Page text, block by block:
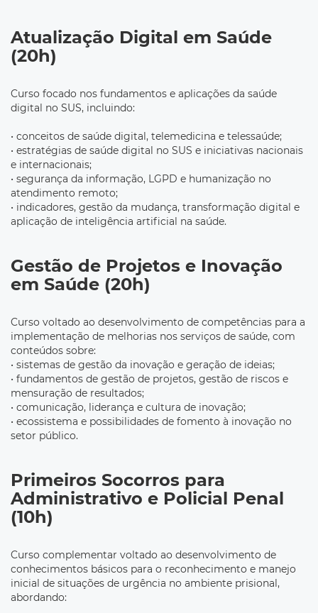
Atualização Digital em Saúde
(20h)
Curso focado nos fundamentos e aplicações da saúde
digital no SUS, incluindo:
• conceitos de saúde digital, telemedicina e telessaúde;
• estratégias de saúde digital no SUS e iniciativas nacionais
e internacionais;
• segurança da informação, LGPD e humanização no
atendimento remoto;
• indicadores, gestão da mudança, transformação digital e
aplicação de inteligência artificial na saúde.
Gestão de Projetos e Inovação
em Saúde (20h)
Curso voltado ao desenvolvimento de competências para a
implementação de melhorias nos serviços de saúde, com
conteúdos sobre:
• sistemas de gestão da inovação e geração de ideias;
• fundamentos de gestão de projetos, gestão de riscos e
mensuração de resultados;
• comunicação, liderança e cultura de inovação;
• ecossistema e possibilidades de fomento à inovação no
setor público.
Primeiros Socorros para
Administrativo e Policial Penal
(10h)
Curso complementar voltado ao desenvolvimento de
conhecimentos básicos para o reconhecimento e manejo
inicial de situações de urgência no ambiente prisional,
abordando: